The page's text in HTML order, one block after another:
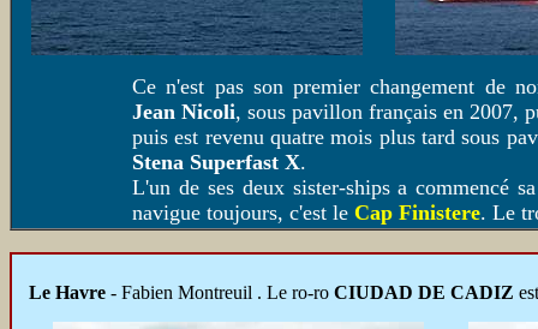
Ce n'est pas son premier changement de
Jean Nicoli, sous pavillon français en 2007,
puis est revenu quatre mois plus tard sous
Stena Superfast X.
L'un de ses deux sister-ships a commencé
navigue toujours, c'est le Cap Finistere. Le
Le Havre - Fabien Montreuil . Le ro-ro CIUDAD DE CADIZ